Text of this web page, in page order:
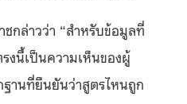
กล่าวว่า “สำหรับข้อมูลที่
งนี้เป็นความเห็นของผู้
านที่ยืนยันว่าสูตรไหนถูก